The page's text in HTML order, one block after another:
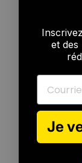
et des
Courriel
Je